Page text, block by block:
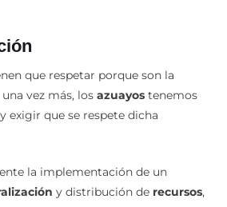
que respetar porque son la
vez más, los azuayostenemos
exigir que se respete dicha
y distribución de recursos
comoAzuayque reciben